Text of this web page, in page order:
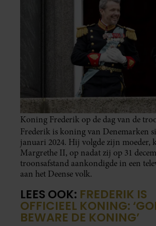
Koning Frederik op de dag van de
Frederik is koning van Denemarken
januari 2024. Hij volgde zijn moeder,
Margrethe II, op nadat zij op 31
troonsafstand aankondigde in een
aan het Deense volk.
LEES OOK: FREDERIK IS
OFFICIEEL KONING:
BEWARE DE KONING’